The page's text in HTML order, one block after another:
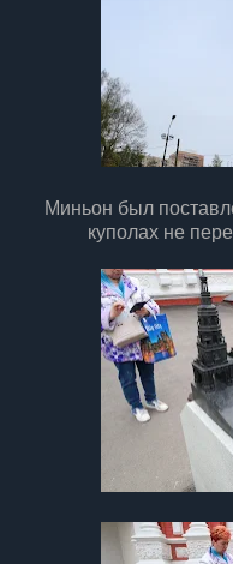
Миньон был
куполах не